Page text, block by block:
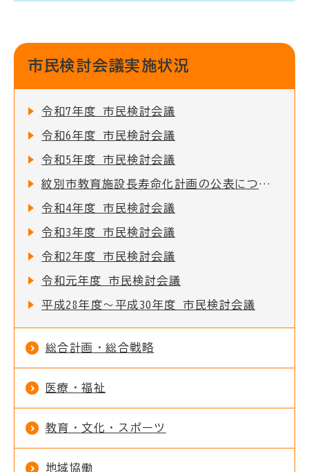
市民検討会議実施状況
令和7年度 市民検討会議
令和6年度 市民検討会議
令和5年度 市民検討会議
紋別市教育施設長寿命化計画の公表について
令和4年度 市民検討会議
令和3年度 市民検討会議
令和2年度 市民検討会議
令和元年度 市民検討会議
平成28年度～平成30年度 市民検討会議
総合計画・総合戦略
医療・福祉
教育・文化・スポーツ
地域協働